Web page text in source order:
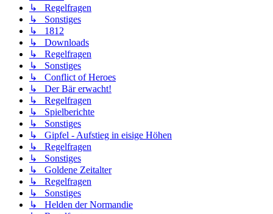
↳ Regelfragen
↳ Sonstiges
↳ 1812
↳ Downloads
↳ Regelfragen
↳ Sonstiges
↳ Conflict of Heroes
↳ Der Bär erwacht!
↳ Regelfragen
↳ Spielberichte
↳ Sonstiges
↳ Gipfel - Aufstieg in eisige Höhen
↳ Regelfragen
↳ Sonstiges
↳ Goldene Zeitalter
↳ Regelfragen
↳ Sonstiges
↳ Helden der Normandie